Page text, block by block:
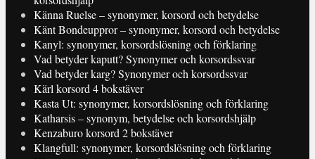
Känna Ruelse – synonymer, korsord och betydelse
Känt Bondeuppror – synonymer, korsord och betydelse
Kanyl: synonymer, korsordslösning och förklaring
Vad betyder kaputt? Synonymer och korsordssvar
Vad betyder karg? Synonymer och korsordssvar
Kärl korsord 4 bokstäver
Kasta Ut: synonymer, korsordslösning och förklaring
Katharsis – synonym, betydelse och korsordshjälp
Kenzaburo korsord 2 bokstäver
Klangfull: synonymer, korsordslösning och förklaring